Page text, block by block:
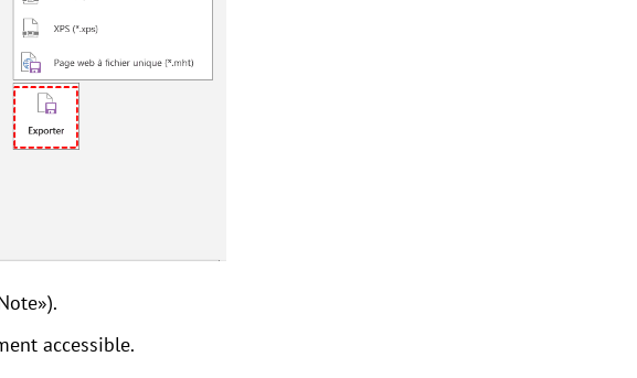
accessible.